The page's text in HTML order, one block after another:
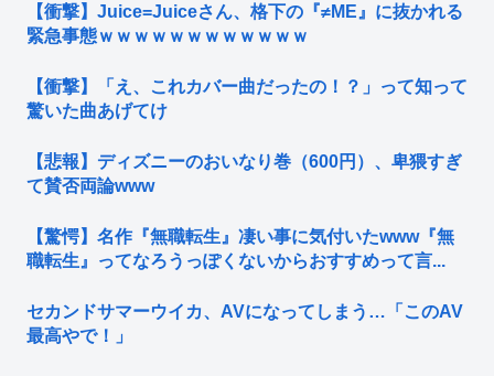
【衝撃】Juice=Juiceさん、格下の『≠ME』に抜かれる
緊急事態ｗｗｗｗｗｗｗｗｗｗｗｗ
【衝撃】「え、これカバー曲だったの！？」って知って
驚いた曲あげてけ
【悲報】ディズニーのおいなり巻（600円）、卑猥すぎ
て賛否両論www
【驚愕】名作『無職転生』凄い事に気付いたwww『無
職転生』ってなろうっぽくないからおすすめって言...
セカンドサマーウイカ、AVになってしまう…「このAV
最高やで！」